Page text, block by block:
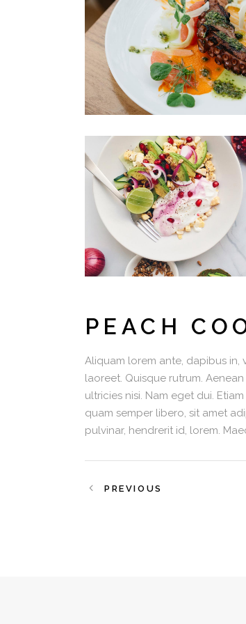
PEACH
Aliquam lorem ante, dapibus in,
laoreet. Quisque rutrum.
ultricies nisi. Nam eget dui.
quam semper libero, sit amet
pulvinar, hendrerit id, lorem.
PREVIOUS